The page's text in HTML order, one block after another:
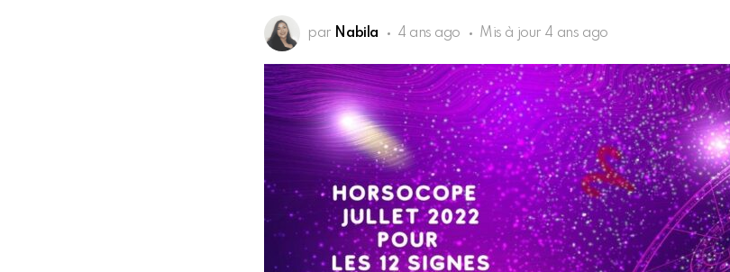
par Nabila 4 ans ago Mis à jour 4 ans ago